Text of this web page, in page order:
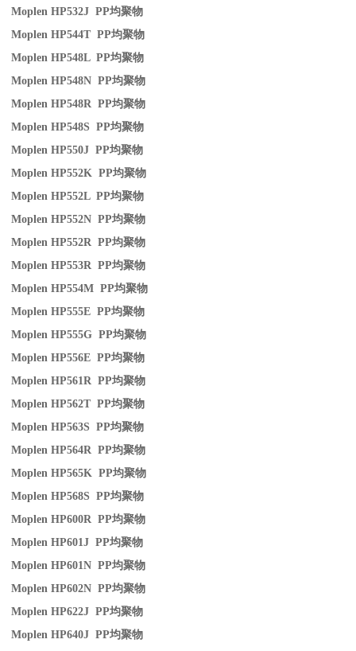
Moplen HP532J PP均聚物
Moplen HP544T PP均聚物
Moplen HP548L PP均聚物
Moplen HP548N PP均聚物
Moplen HP548R PP均聚物
Moplen HP548S PP均聚物
Moplen HP550J PP均聚物
Moplen HP552K PP均聚物
Moplen HP552L PP均聚物
Moplen HP552N PP均聚物
Moplen HP552R PP均聚物
Moplen HP553R PP均聚物
Moplen HP554M PP均聚物
Moplen HP555E PP均聚物
Moplen HP555G PP均聚物
Moplen HP556E PP均聚物
Moplen HP561R PP均聚物
Moplen HP562T PP均聚物
Moplen HP563S PP均聚物
Moplen HP564R PP均聚物
Moplen HP565K PP均聚物
Moplen HP568S PP均聚物
Moplen HP600R PP均聚物
Moplen HP601J PP均聚物
Moplen HP601N PP均聚物
Moplen HP602N PP均聚物
Moplen HP622J PP均聚物
Moplen HP640J PP均聚物